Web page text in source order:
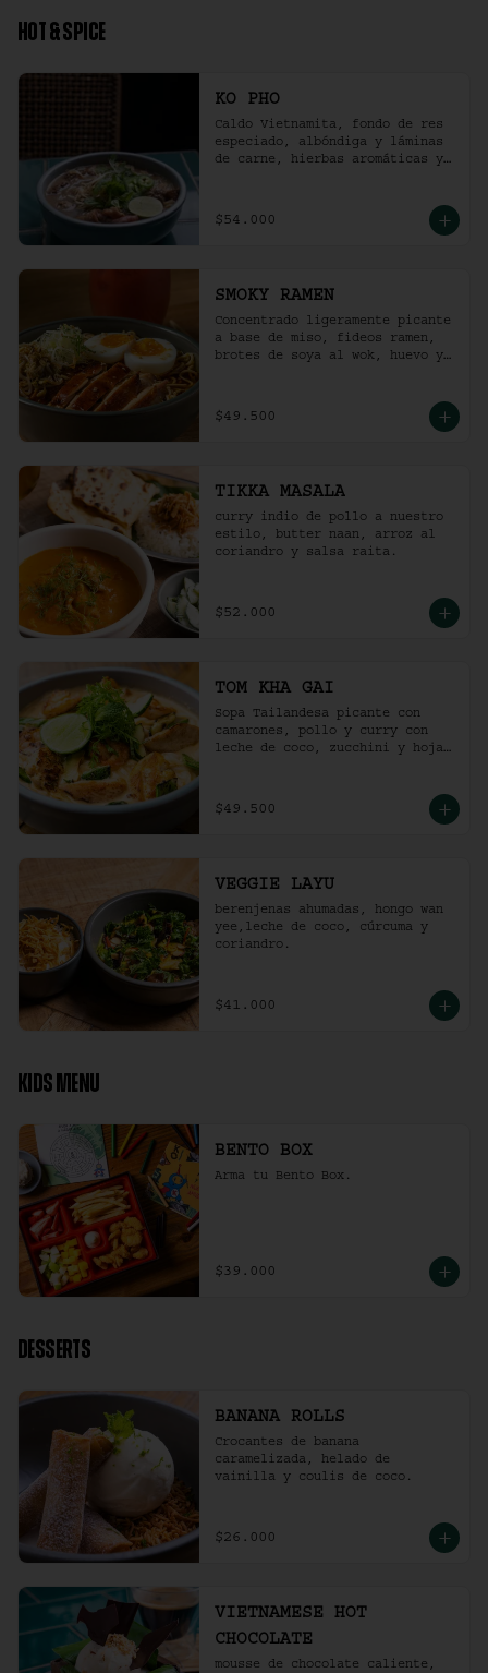
HOT & SPICE
KO PHO
Caldo Vietnamita, fondo de res
especiado, albóndiga y láminas
de carne, hierbas aromáticas y
$54.000
SMOKY RAMEN
Concentrado ligeramente picante
a base de miso, fideos ramen,
brotes de soya al wok, huevo y
$49.500
TIKKA MASALA
curry indio de pollo a nuestro
estilo, butter naan, arroz al
coriandro y salsa raita.
$52.000
TOM KHA GAI
Sopa Tailandesa picante con
camarones, pollo y curry con
leche de coco, zucchini y hojas
$49.500
VEGGIE LAYU
berenjenas ahumadas, hongo wan
yee,leche de coco, cúrcuma y
coriandro.
$41.000
KIDS MENU
BENTO BOX
Arma tu Bento Box.
$39.000
DESSERTS
BANANA ROLLS
Crocantes de banana
caramelizada, helado de
vainilla y coulis de coco.
$26.000
VIETNAMESE HOT
CHOCOLATE
mousse de chocolate caliente,